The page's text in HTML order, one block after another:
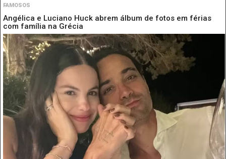
FAMOSOS
Angélica e Luciano Huck abrem álbum de fotos em férias
com família na Grécia